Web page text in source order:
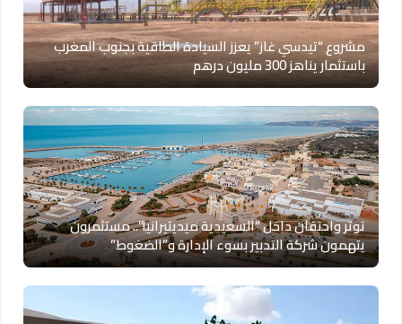
مشروع “تيدسي غاز” يعزز السيادة الطاقية بجنوب المغرب
باستثمار يناهز 300 مليون درهم
توتر واحتقان داخل “السعيدية ميديتيرانيا”.. مستثمرون
يتهمون شركة التدبير بسوء الإدارة و”الضغوط”